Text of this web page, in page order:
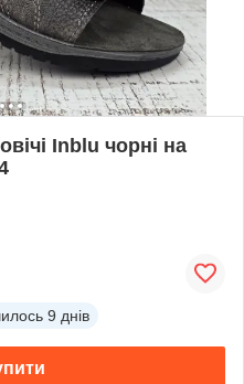
Inblu чорні на
9 днів